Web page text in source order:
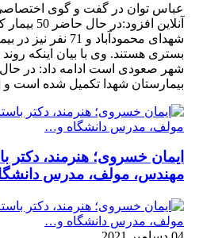
عباس توان در گفت و گوی اختصاصی
آنلاین
شهدای محمودآباد و
بستری هستند. وی با بیان اینکه
شهر صعودی است ادامه داد: در
بیمارستان شهدا تکمیل شده است
ایمان خسروی؛ هنرمند، دکتر
مهندس، مولف، مدرس